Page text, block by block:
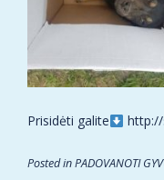
Prisidėti galite
Posted inPADOVANOTI